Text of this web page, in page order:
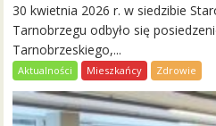
30 kwietnia 2026 r. w siedzibie
Tarnobrzegu odbyło się
Tarnobrzeskiego,...
Aktualności Mieszkańcy Zdrowie